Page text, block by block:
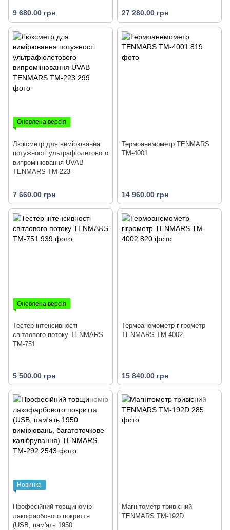
9 680.00 грн 27 280.00 грн
Оновлена версія
Люксметр для вимірювання
потужності ультрафіолетового
випромінювання UVAB
TENMARS TM-223
7 660.00 грн
Термоанемометр TENMARS
TM-4001
14 960.00 грн
Оновлена версія
Тестер інтенсивності
світлового потоку TENMARS
TM-751
5 500.00 грн
Термоанемометр-гігрометр
TENMARS TM-4002
15 840.00 грн
Новинка
Професійний товщиномір
лакофарбового покриття
(USB, пам'ять 1950
Магнітометр тривісний
TENMARS TM-192D